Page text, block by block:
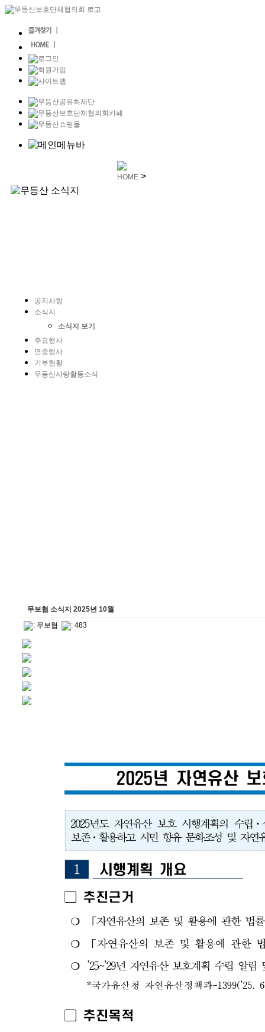
공지사항
소식지
소식지 보기
주요행사
연중행사
기부현황
무등산사랑활동소식
HOME >
무보협 소식지 2025년 10월
: 무보협 : 483